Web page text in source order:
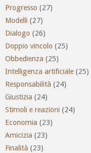
Progresso (27)
Modelli (27)
Dialogo (26)
Doppio vincolo (25)
Obbedienza (25)
Intelligenza artificiale (25)
Responsabilità (24)
Giustizia (24)
Stimoli e reazioni (24)
Economia (23)
Amicizia (23)
Finalità (23)